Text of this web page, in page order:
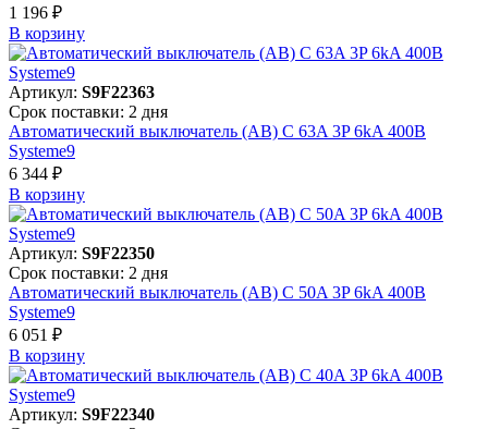
1 196 ₽
В корзинy
Артикул: S9F22363
Срок поставки: 2 дня
Автоматический выключатель (АВ) C 63A 3P 6kA 400В
Systeme9
6 344 ₽
В корзинy
Артикул: S9F22350
Срок поставки: 2 дня
Автоматический выключатель (АВ) C 50A 3P 6kA 400В
Systeme9
6 051 ₽
В корзинy
Артикул: S9F22340